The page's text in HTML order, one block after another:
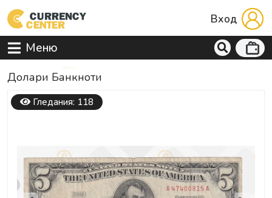
Вход
Меню
Долари Банкноти
Гледания: 118